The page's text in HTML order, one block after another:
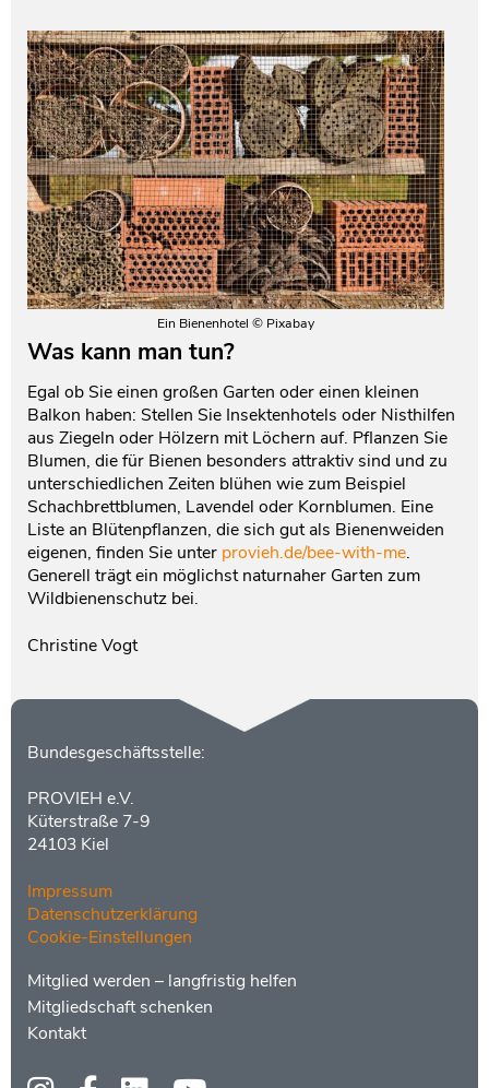
Ein Bienenhotel © Pixabay
Was kann man tun?
Egal ob Sie einen großen Garten oder einen kleinen
Balkon haben: Stellen Sie Insektenhotels oder Nisthilfen
aus Ziegeln oder Hölzern mit Löchern auf. Pflanzen Sie
Blumen, die für Bienen besonders attraktiv sind und zu
unterschiedlichen Zeiten blühen wie zum Beispiel
Schachbrettblumen, Lavendel oder Kornblumen. Eine
Liste an Blütenpflanzen, die sich gut als Bienenweiden
eigenen, finden Sie unter provieh.de/bee-with-me.
Generell trägt ein möglichst naturnaher Garten zum
Wildbienenschutz bei.
Christine Vogt
Kontakt
Bundesgeschäftsstelle:
PROVIEH e.V.
Küterstraße 7-9
24103 Kiel
Impressum
Datenschutzerklärung
Cookie-Einstellungen
Menüs
Footer
2
Mitglied werden – langfristig helfen
Mitgliedschaft schenken
Kontakt